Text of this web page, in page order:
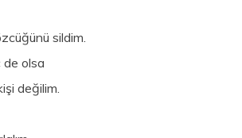
sildim.
olsa
değilim.